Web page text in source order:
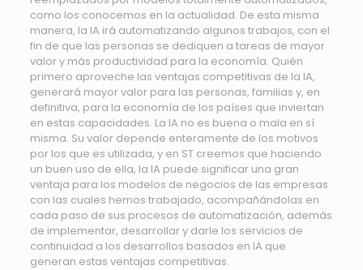
como los conocemos en la actualidad. De esta misma
manera, la IA irá automatizando algunos trabajos, con el
fin de que las personas se dediquen a tareas de mayor
valor y más productividad para la economía. Quién
primero aproveche las ventajas competitivas de la IA,
generará mayor valor para las personas, familias y, en
definitiva, para la economía de los países que inviertan
en estas capacidades. La IA no es buena o mala en sí
misma. Su valor depende enteramente de los motivos
por los que es utilizada, y en ST creemos que haciendo
un buen uso de ella, la IA puede significar una gran
ventaja para los modelos de negocios de las empresas
con las cuales hemos trabajado, acompañándolas en
cada paso de sus procesos de automatización, además
de implementar, desarrollar y darle los servicios de
continuidad a los desarrollos basados en IA que
generan estas ventajas competitivas.